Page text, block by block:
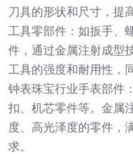
刀具的形状和尺寸，提
工具零部件：如扳手、
件，通过金属注射成型
工具的强度和耐用性，
钟表珠宝行业手表部件
扣、机芯零件等。金属
度、高光泽度的零件，
求。